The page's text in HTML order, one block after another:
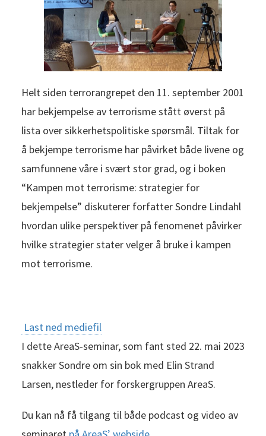
Helt siden terrorangrepet den 11. september 2001
har bekjempelse av terrorisme stått øverst på
lista over sikkerhetspolitiske spørsmål. Tiltak for
å bekjempe terrorisme har påvirket både livene og
samfunnene våre i svært stor grad, og i boken
“Kampen mot terrorisme: strategier for
bekjempelse” diskuterer forfatter Sondre Lindahl
hvordan ulike perspektiver på fenomenet påvirker
hvilke strategier stater velger å bruke i kampen
mot terrorisme.
Last ned mediefil
I dette AreaS-seminar, som fant sted 22. mai 2023
snakker Sondre om sin bok med Elin Strand
Larsen, nestleder for forskergruppen AreaS.
Du kan nå få tilgang til både podcast og video av